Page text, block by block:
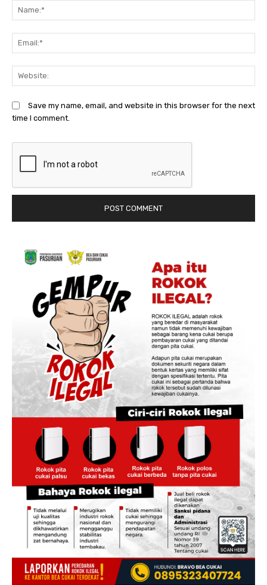
Save my name, email, and website in this browser for the next
time I comment.